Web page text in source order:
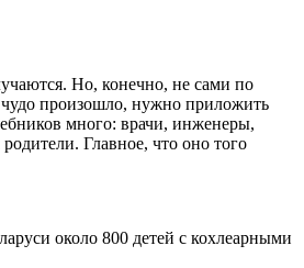
Но, конечно, не сами по
произошло, нужно приложить
много: врачи, инженеры,
Главное, что оно того
около 800 детей с кохлеарными